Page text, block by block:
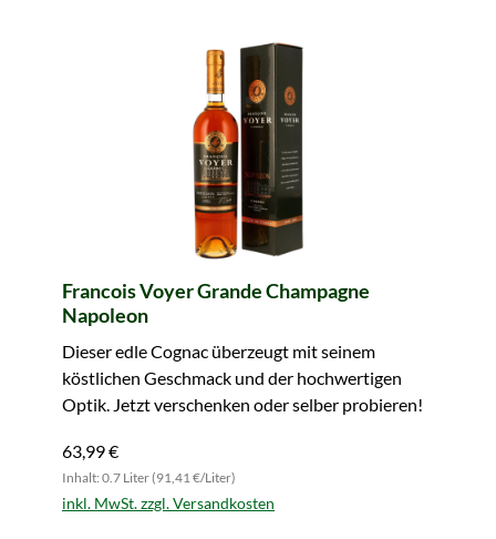
Francois Voyer Grande Champagne
Napoleon
Dieser edle Cognac überzeugt mit seinem
köstlichen Geschmack und der hochwertigen
Optik. Jetzt verschenken oder selber probieren!
63,99 €
Inhalt: 0.7 Liter (91,41 €/Liter)
inkl. MwSt. zzgl. Versandkosten